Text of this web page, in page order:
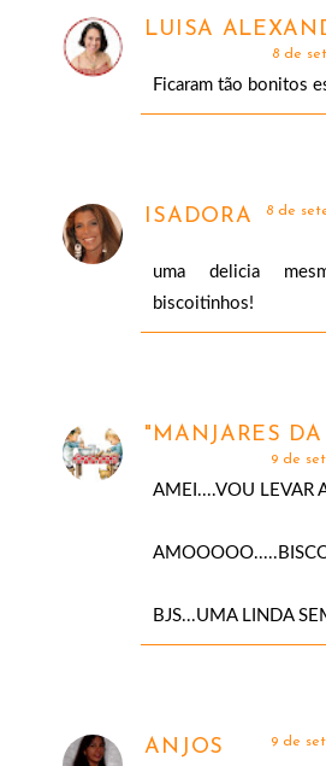
LUISA
8 de
Ficaram tão bonitos
ISADORA 8 de
uma delicia
biscoitinhos!
"MANJARES
9 de
AMEI....VOU LEVAR
BJS...UMA LINDA
ANJOS 9 de